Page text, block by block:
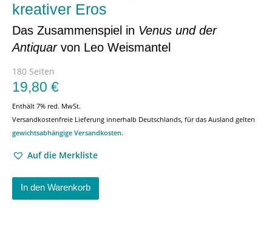
kreativer Eros
Das Zusammenspiel in Venus und der
Antiquarvon Leo Weismantel
180 Seiten
19,80 €
Enthält 7% red. MwSt.
Versandkostenfreie Lieferung innerhalb Deutschlands, für das Ausland gelten
gewichtsabhängige Versandkosten.
Auf die Merkliste
In den Warenkorb